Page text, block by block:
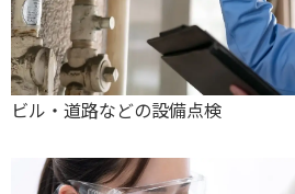
ビル・道路などの設備点検